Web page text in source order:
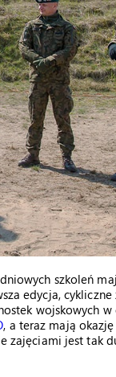
szkoleń
edycja,
wojskowych w
, a teraz mają
zajęciami jest tak